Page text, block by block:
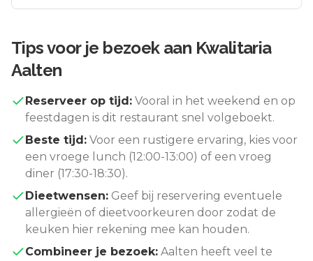
Tips voor je bezoek aan Kwalitaria
Aalten
Reserveer op tijd: Vooral in het weekend en op
feestdagen is dit restaurant snel volgeboekt.
Beste tijd: Voor een rustigere ervaring, kies voor
een vroege lunch (12:00-13:00) of een vroeg
diner (17:30-18:30).
Dieetwensen: Geef bij reservering eventuele
allergieën of dieetvoorkeuren door zodat de
keuken hier rekening mee kan houden.
Combineer je bezoek: Aalten heeft veel te